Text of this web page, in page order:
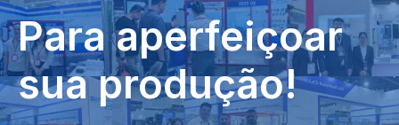
Para aperfeiçoar
sua produção!